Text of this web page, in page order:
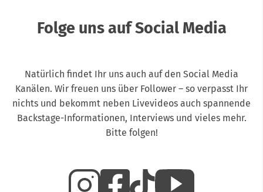
Folge uns auf Social Media
Natürlich findet Ihr uns auch auf den Social Media
Kanälen. Wir freuen uns über Follower – so verpasst Ihr
nichts und bekommt neben Livevideos auch spannende
Backstage-Informationen, Interviews und vieles mehr.
Bitte folgen!